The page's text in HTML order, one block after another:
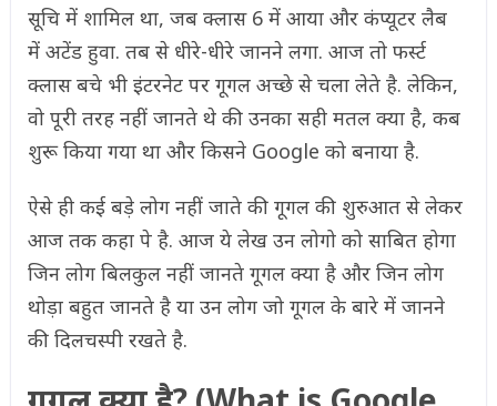
सूचि में शामिल था, जब क्लास 6 में आया और कंप्यूटर लैब
में अटेंड हुवा. तब से धीरे-धीरे जानने लगा. आज तो फर्स्ट
क्लास बचे भी इंटरनेट पर गूगल अच्छे से चला लेते है. लेकिन,
वो पूरी तरह नहीं जानते थे की उनका सही मतल क्या है, कब
शुरू किया गया था और किसने Google को बनाया है.
ऐसे ही कई बड़े लोग नहीं जाते की गूगल की शुरुआत से लेकर
आज तक कहा पे है. आज ये लेख उन लोगो को साबित होगा
जिन लोग बिलकुल नहीं जानते गूगल क्या है और जिन लोग
थोड़ा बहुत जानते है या उन लोग जो गूगल के बारे में जानने
की दिलचस्पी रखते है.